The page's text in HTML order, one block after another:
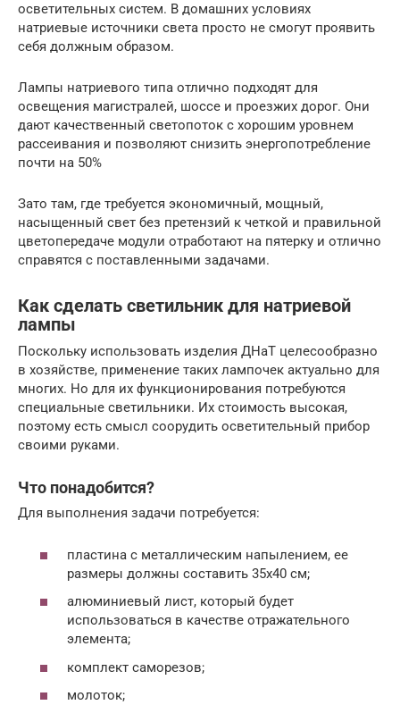
осветительных систем. В домашних условиях
натриевые источники света просто не смогут проявить
себя должным образом.
Лампы натриевого типа отлично подходят для
освещения магистралей, шоссе и проезжих дорог. Они
дают качественный светопоток с хорошим уровнем
рассеивания и позволяют снизить энергопотребление
почти на 50%
Зато там, где требуется экономичный, мощный,
насыщенный свет без претензий к четкой и правильной
цветопередаче модули отработают на пятерку и отлично
справятся с поставленными задачами.
Как сделать светильник для натриевой
лампы
Поскольку использовать изделия ДНаТ целесообразно
в хозяйстве, применение таких лампочек актуально для
многих. Но для их функционирования потребуются
специальные светильники. Их стоимость высокая,
поэтому есть смысл соорудить осветительный прибор
своими руками.
Что понадобится?
Для выполнения задачи потребуется:
пластина с металлическим напылением, ее
размеры должны составить 35х40 см;
алюминиевый лист, который будет
использоваться в качестве отражательного
элемента;
комплект саморезов;
молоток;